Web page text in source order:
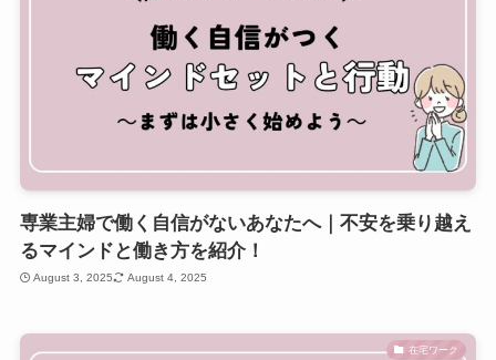
専業主婦で働く自信がないあなたへ｜不安を乗り越え
るマインドと働き方を紹介！
August 3, 2025 August 4, 2025
在宅ワーク